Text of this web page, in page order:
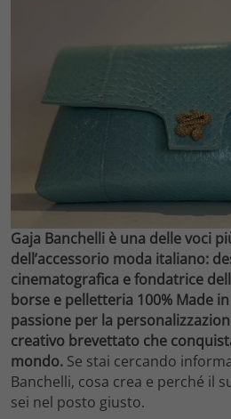
Gaja Banchelli è una delle voci
dell’accessorio moda italiano:
cinematografica e fondatrice
borse e pelletteria 100% Made
passione per la
creativo brevettato che
mondo. Se stai cercando
Banchelli, cosa crea e perché il
sei nel posto giusto.